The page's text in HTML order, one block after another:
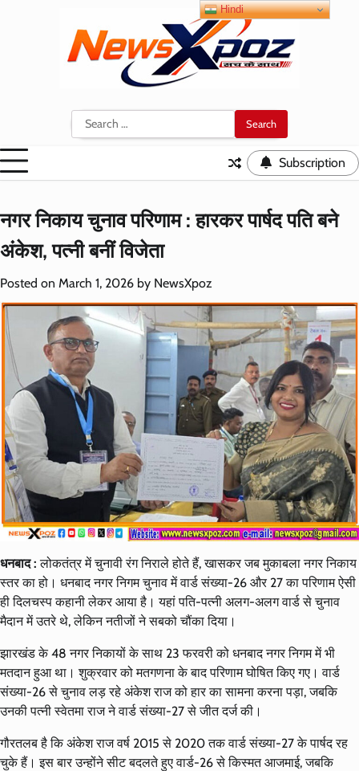
Search
for:
Subscription
नगर निकाय चुनाव परिणाम : हारकर पार्षद पति बने
अंकेश, पत्नी बनीं विजेता
Posted on March 1, 2026 by NewsXpoz
धनबाद :लोकतंत्र में चुनावी रंग निराले होते हैं, खासकर जब मुकाबला नगर निकाय
स्तर का हो। धनबाद नगर निगम चुनाव में वार्ड संख्या-26 और 27 का परिणाम ऐसी
ही दिलचस्प कहानी लेकर आया है। यहां पति-पत्नी अलग-अलग वार्ड से चुनाव
मैदान में उतरे थे, लेकिन नतीजों ने सबको चौंका दिया।
झारखंड के 48 नगर निकायों के साथ 23 फरवरी को धनबाद नगर निगम में भी
मतदान हुआ था। शुक्रवार को मतगणना के बाद परिणाम घोषित किए गए। वार्ड
संख्या-26 से चुनाव लड़ रहे अंकेश राज को हार का सामना करना पड़ा, जबकि
उनकी पत्नी स्वेतमा राज ने वार्ड संख्या-27 से जीत दर्ज की।
गौरतलब है कि अंकेश राज वर्ष 2015 से 2020 तक वार्ड संख्या-27 के पार्षद रह
चुके हैं। इस बार उन्होंने सीट बदलते हुए वार्ड-26 से किस्मत आजमाई, जबकि
Hindi